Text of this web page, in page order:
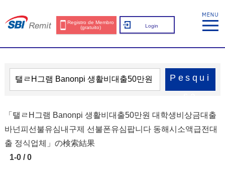
Registro de Membro
(gratuito)
Login
Pesqui
「탤ㄹH그램 Banonpi 생활비대출50만원 대학생비상금대출
바넌피선불유심내구제 선불폰유심팝니다 동해시소액급전대
출 정식업체」の検索結果
1-0 / 0